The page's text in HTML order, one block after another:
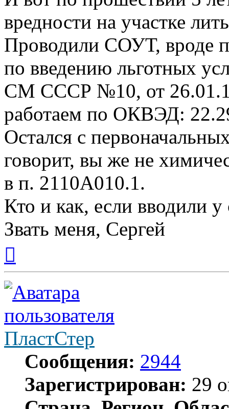
вредности на участке
Проводили СОУТ, вроде
по введению льготных
СМ СССР №10, от
работаем по ОКВЭД:
Остался с
говорит, вы же не
в п. 2110А010.1.
Кто и как, если вводили у
Звать меня, Сергей
началу
ПластСтер
Сообщения: 2944
Зарегистрирован: 29